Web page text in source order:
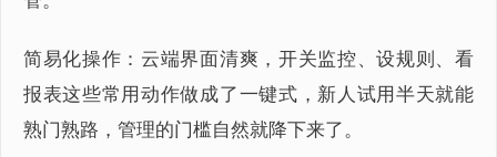
简易化操作：云端界面清爽，开关监控、设规则、看
报表这些常用动作做成了一键式，新人试用半天就能
熟门熟路，管理的门槛自然就降下来了。